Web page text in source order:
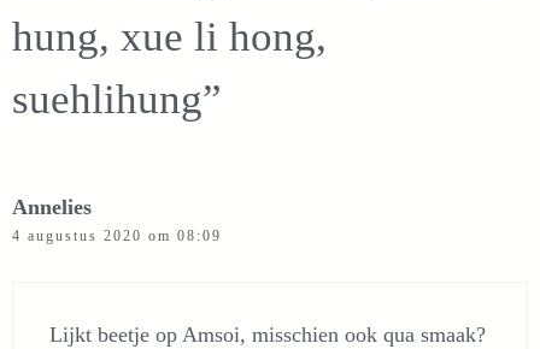
hung, xue li hong,
suehlihung”
Annelies
4 augustus 2020 om 08:09
Lijkt beetje op Amsoi, misschien ook qua smaak?